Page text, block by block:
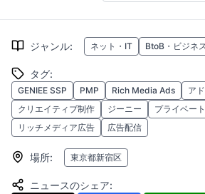
ジャンル: ネット・IT BtoB・ビジネ
タグ:
GENIEE SSP PMP Rich Media Ads
ア
クリエイティブ制作
ジーニー
プライベー
リッチメディア広告
広告配信
場所: 東京都新宿区
ニュースのシェア: